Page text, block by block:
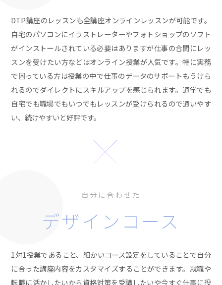
DTP講座のレッスンも全講座オンラインレッスンが可能です。
自宅のパソコンにイラストレーターやフォトショップのソフト
がインストールされている必要はありますが仕事の合間にレッ
スンを受けたい方などはオンライン授業が人気です。特に実務
で困っている方は授業の中で仕事のデータのサポートもうけら
れるのでダイレクトにスキルアップを感じられます。通学でも
自宅でも職場でもいつでもレッスンが受けられるので通いやす
い、続けやすいと好評です。
自分に合わせた
デザインコース
1対1授業であること、細かいコース設定をしていることで自分
に合った講座内容をカスタマイズすることができます。就職や
転職に活かしたいから資格対策を受講したいや今すぐ仕事に役